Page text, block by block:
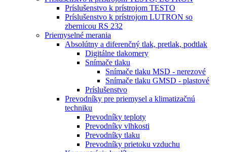
Príslušenstvo k prístrojom TESTO
Príslušenstvo k prístrojom LUTRON so
zbernicou RS 232
Priemyselné merania
Absolútny a diferenčný tlak, pretlak, podtlak
Digitálne tlakomery
Snímače tlaku
Snímače tlaku MSD - nerezové
Snímače tlaku GMSD - plastové
Príslušenstvo
Prevodníky pre priemysel a klimatizačnú
techniku
Prevodníky teploty
Prevodníky vlhkosti
Prevodníky tlaku
Prevodníky prietoku vzduchu